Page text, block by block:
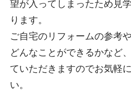
望が入ってしまったため見
ります。
ご自宅のリフォームの参考
どんなことができるかなど
ていただきますのでお気軽
い。